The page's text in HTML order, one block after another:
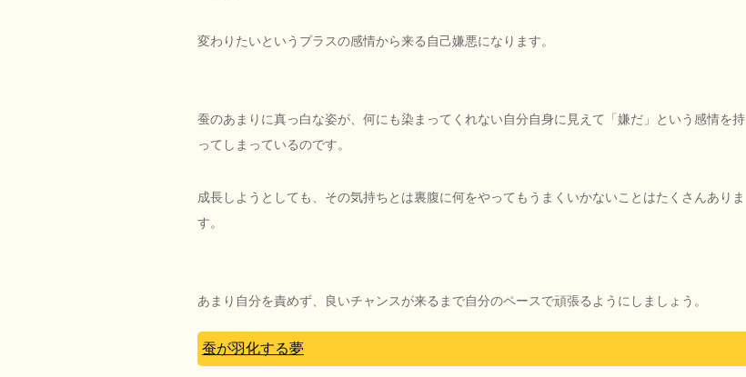
変わりたいというプラスの感情から来る自己嫌悪になります。
蚕のあまりに真っ白な姿が、何にも染まってくれない自分自身に見えて「嫌だ」という感情を持
ってしまっているのです。
成長しようとしても、その気持ちとは裏腹に何をやってもうまくいかないことはたくさんありま
す。
あまり自分を責めず、良いチャンスが来るまで自分のペースで頑張るようにしましょう。
蚕が羽化する夢